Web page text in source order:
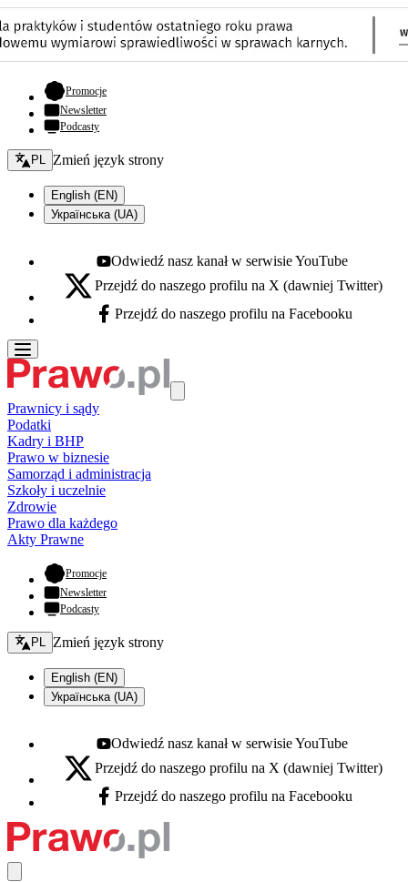
Promocje- otwiera się w nowej karcie
Newsletter
Podcasty
Zmień język - bieżący:
PL Zmień język strony
English (EN)
Українська (UA)
Youtube - otwiera się w nowej karcie
Odwiedź nasz kanał w serwisie YouTube
X - otwiera się w nowej karcie
Przejdź do naszego profilu na X (dawniej Twitter)
Facebook - otwiera się w nowej karcie
Przejdź do naszego profilu na Facebooku
Prawnicy i sądy
Podatki
Kadry i BHP
Prawo w biznesie
Samorząd i administracja
Szkoły i uczelnie
Zdrowie
Prawo dla każdego
Akty Prawne
Promocje- otwiera się w nowej karcie
Newsletter
Podcasty
Zmień język - bieżący:
PL Zmień język strony
English (EN)
Українська (UA)
Youtube - otwiera się w nowej karcie
Odwiedź nasz kanał w serwisie YouTube
X - otwiera się w nowej karcie
Przejdź do naszego profilu na X (dawniej Twitter)
Facebook - otwiera się w nowej karcie
Przejdź do naszego profilu na Facebooku